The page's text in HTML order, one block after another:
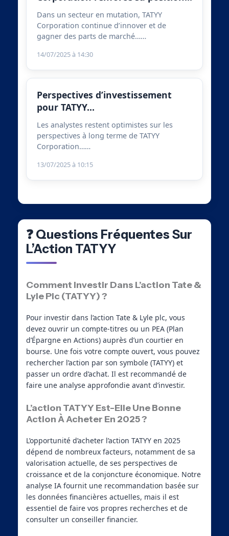
Dans un secteur en mutation, TATYY
Corporation continue d’innover et de
gagner des parts de marché……
14/07/2025 à 14:30
Perspectives d’investissement
pour TATYY…
Les analystes restent optimistes sur les
perspectives à long terme de TATYY
Corporation……
13/07/2025 à 10:15
❓ Questions Fréquentes Sur
L’Action TATYY
Comment Investir Dans L’action Tate &
Lyle Plc (TATYY) ?
Pour investir dans l’action Tate & Lyle plc, vous
devez ouvrir un compte-titres ou un PEA (Plan
d’Épargne en Actions) auprès d’un courtier en
bourse. Une fois votre compte ouvert, vous pouvez
rechercher l’action par son symbole (TATYY) et
passer un ordre d’achat. Il est recommandé de
faire une analyse approfondie avant d’investir.
L’action TATYY Est-Elle Une Bonne
Action À Acheter En 2025 ?
L’opportunité d’acheter l’action TATYY en 2025
dépend de nombreux facteurs, notamment de sa
valorisation actuelle, de ses perspectives de
croissance et de la conjoncture économique. Notre
analyse IA fournit une recommandation basée sur
les données financières actuelles, mais il est
essentiel de faire vos propres recherches et de
consulter un conseiller financier.